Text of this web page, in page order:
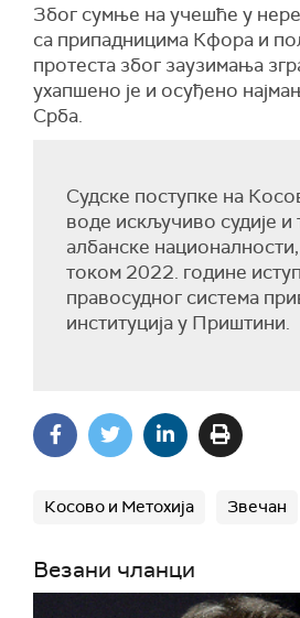
Због сумње на учешће у
са припадницима Кфора и
протеста због заузимања
ухапшено је и осуђено
Срба.
Судске поступке на
воде искључиво судије
албанске
током 2022. године
правосудног система
институција у Приштини.
Косово и Метохија Звечан
Везани чланци